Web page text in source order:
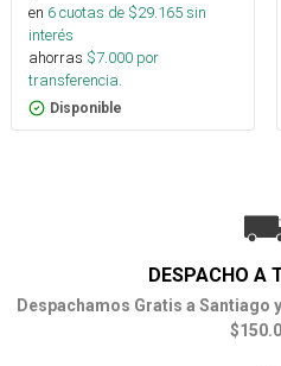
en 6cuotas de $29.165sin
interés
ahorras $7.000 por
transferencia.
Disponible
DESPACHO A
Despachamos Gratis a Santiago